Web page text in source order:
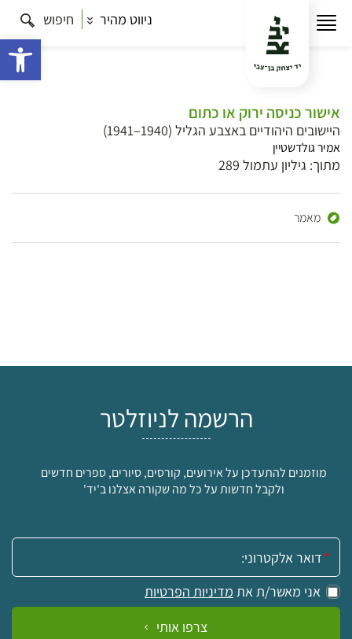
ניווט מהיר חיפוש
אישור כניסה ירוק או כתום
היישובים היהודיים באצבע הגליל (1940–1941)
אמיר גולדשטיין
מתוך: גיליון עתמול 289
מאמר
הרשמה לניוזלטר
מוזמנים להתעדכן על אירועים, קורסים, סיורים, ספרים חדשים
ולקבל חדשות על כל מה שקורה אצלנו ב'יד'
אימייל:
אני מאשר/ת את מדיניות הפרטיות
צרפו אותי